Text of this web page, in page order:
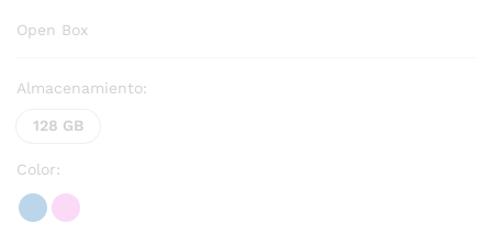
Open Box
Almacenamiento:
128 GB
Color: